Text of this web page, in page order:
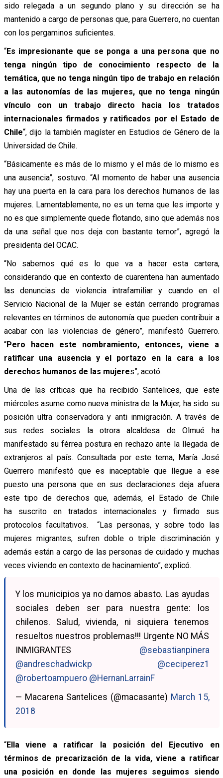
sido relegada a un segundo plano y su dirección se ha
mantenido a cargo de personas que, para Guerrero, no cuentan
con los pergaminos suficientes.
“Es impresionante que se ponga a una persona que no
tenga ningún tipo de conocimiento respecto de la
temática, que no tenga ningún tipo de trabajo en relación
a las autonomías de las mujeres, que no tenga ningún
vínculo con un trabajo directo hacia los tratados
internacionales firmados y ratificados por el Estado de
Chile“, dijo la también magíster en Estudios de Género de la
Universidad de Chile.
“Básicamente es más de lo mismo y el más de lo mismo es
una ausencia”, sostuvo. “Al momento de haber una ausencia
hay una puerta en la cara para los derechos humanos de las
mujeres. Lamentablemente, no es un tema que les importe y
no es que simplemente quede flotando, sino que además nos
da una señal que nos deja con bastante temor”, agregó la
presidenta del OCAC.
“No sabemos qué es lo que va a hacer esta cartera,
considerando que en contexto de cuarentena han aumentado
las denuncias de violencia intrafamiliar y cuando en el
Servicio Nacional de la Mujer se están cerrando programas
relevantes en términos de autonomía que pueden contribuir a
acabar con las violencias de género”, manifestó Guerrero.
“Pero hacen este nombramiento, entonces, viene a
ratificar una ausencia y el portazo en la cara a los
derechos humanos de las mujeres”, acotó.
Una de las críticas que ha recibido Santelices, que este
miércoles asume como nueva ministra de la Mujer, ha sido su
posición ultra conservadora y anti inmigración. A través de
sus redes sociales la otrora alcaldesa de Olmué ha
manifestado su férrea postura en rechazo ante la llegada de
extranjeros al país. Consultada por este tema, María José
Guerrero manifestó que es inaceptable que llegue a ese
puesto una persona que en sus declaraciones deja afuera
este tipo de derechos que, además, el Estado de Chile
ha suscrito en tratados internacionales y firmado sus
protocolos facultativos. “Las personas, y sobre todo las
mujeres migrantes, sufren doble o triple discriminación y
además están a cargo de las personas de cuidado y muchas
veces viviendo en contexto de hacinamiento”, explicó.
Y los municipios ya no damos abasto. Las ayudas
sociales deben ser para nuestra gente: los
chilenos. Salud, vivienda, ni siquiera tenemos
resueltos nuestros problemas!!! Urgente NO MÁS
INMIGRANTES @sebastianpinera
@andreschadwickp
@ceciperez1
@robertoampuero @HernanLarrainF
— Macarena Santelices (@macasante) March 15,
2018
“Ella viene a ratificar la posición del Ejecutivo en
términos de precarización de la vida, viene a ratificar
una posición en donde las mujeres seguimos siendo